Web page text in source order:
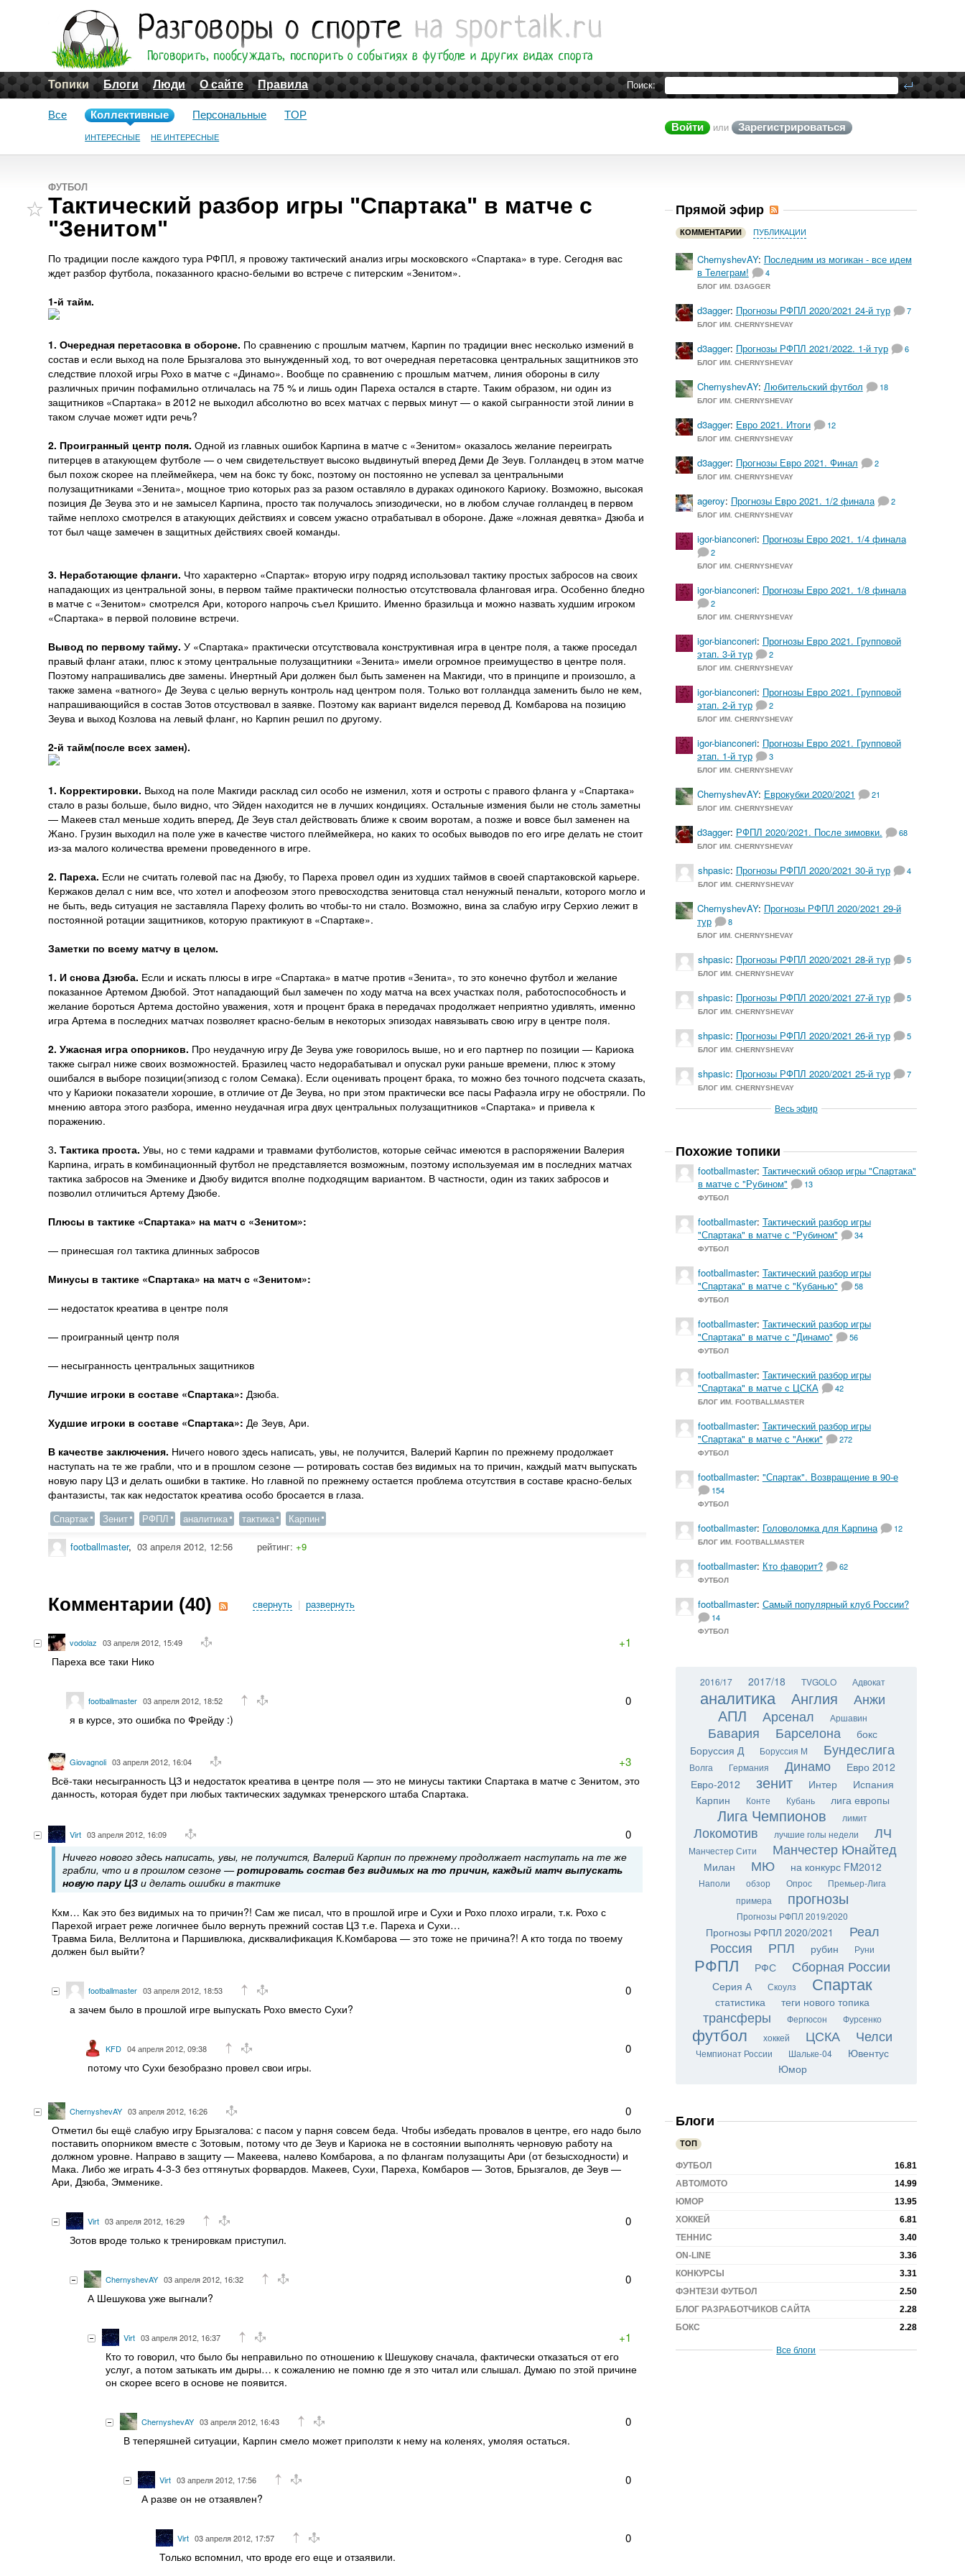
Поиск:
Топики Блоги Люди О сайте Правила
Войти или Зарегистрироваться
Все Коллективные
ИНТЕРЕСНЫЕ НЕ ИНТЕРЕСНЫЕ
Персональные TOP
ФУТБОЛ
Тактический разбор игры "Спартака" в матче с
"Зенитом"
По традиции после каждого тура РФПЛ, я провожу тактический анализ игры московского «Спартака» в туре. Сегодня вас
ждет разбор футбола, показанного красно-белыми во встрече с питерским «Зенитом».
1-й тайм.
1. Очередная перетасовка в обороне. По сравнению с прошлым матчем, Карпин по традиции внес несколько измений в
состав и если выход на поле Брызгалова это вынужденный ход, то вот очередная перетасовка центральных защитников это
следствие плохой игры Рохо в матче с «Динамо». Вообще по сравнению с прошлым матчем, линия обороны в силу
различных причин пофамильно отличалась на 75 % и лишь один Пареха остался в старте. Таким образом, ни один из
защитников «Спартака» в 2012 не выходил абсолютно во всех матчах с первых минут — о какой сыгранности этой линии в
таком случае может идти речь?
2. Проигранный центр поля. Одной из главных ошибок Карпина в матче с «Зенитом» оказалось желание переиграть
питерцев в атакующем футболе — о чем свидетельствует высоко выдвинутый вперед Деми Де Зеув. Голландец в этом матче
был похож скорее на плеймейкера, чем на бокс ту бокс, поэтому он постоянно не успевал за центральными
полузащитниками «Зенита», мощное трио которых раз за разом оставляло в дураках одинокого Кариоку. Возможно, высокая
позиция Де Зеува это и не замысел Карпина, просто так получалось эпизодически, но в любом случае голландец в первом
тайме неплохо смотрелся в атакующих действиях и совсем ужасно отрабатывал в обороне. Даже «ложная девятка» Дзюба и
тот был чаще замечен в защитных действиях своей команды.
3. Неработающие фланги. Что характерно «Спартак» вторую игру подряд использовал тактику простых забросов на своих
нападающих из центральной зоны, в первом тайме практически полностью отсутствовала фланговая игра. Особенно бледно
в матче с «Зенитом» смотрелся Ари, которого напрочь съел Кришито. Именно бразильца и можно назвать худшим игроком
«Спартака» в первой половине встречи.
Вывод по первому тайму. У «Спартака» практически отсутствовала конструктивная игра в центре поля, а также проседал
правый фланг атаки, плюс к этому центральные полузащитники «Зенита» имели огромное преимущество в центре поля.
Поэтому напрашивались две замены. Инертный Ари должен был быть заменен на Макгиди, что в принципе и произошло, а
также замена «ватного» Де Зеува с целью вернуть контроль над центром поля. Только вот голландца заменить было не кем,
напрашивающийся в состав Зотов отсуствовал в заявке. Поэтому как вариант виделся перевод Д. Комбарова на позицию
Зеува и выход Козлова на левый фланг, но Карпин решил по другому.
2-й тайм(после всех замен).
1. Корректировки. Выход на поле Макгиди расклад сил особо не изменил, хотя и остроты с правого фланга у «Спартака»
стало в разы больше, было видно, что Эйден находится не в лучших кондициях. Остальные измения были не столь заметны
— Макеев стал меньше ходить вперед, Де Зеув стал действовать ближе к своим воротам, а позже и вовсе был заменен на
Жано. Грузин выходил на поле уже в качестве чистого плеймейкера, но каких то особых выводов по его игре делать не стоит
из-за малого количества времени проведенного в игре.
2. Пареха. Если не считать голевой пас на Дзюбу, то Пареха провел один из худших таймов в своей спартаковской карьере.
Кержаков делал с ним все, что хотел и апофеозом этого превосходства зенитовца стал ненужный пенальти, которого могло и
не быть, ведь ситуация не заставляла Пареху фолить во чтобы-то ни стало. Возможно, вина за слабую игру Серхио лежит в
постоянной ротации защитников, которую практикуют в «Спартаке».
Заметки по всему матчу в целом.
1. И снова Дзюба. Если и искать плюсы в игре «Спартака» в матче против «Зенита», то это конечно футбол и желание
показанное Артемом Дзюбой. Этот нападающий был замечен по ходу матча на всех участках поля, работоспособность и
желание бороться Артема достойно уважения, хотя и процент брака в передачах продолжает неприятно удивлять, именно
игра Артема в последних матчах позволяет красно-белым в некоторых эпизодах навязывать свою игру в центре поля.
2. Ужасная игра опорников. Про неудачную игру Де Зеува уже говорилось выше, но и его партнер по позиции — Кариока
также сыграл ниже своих возможностей. Бразилец часто недорабатывал и опускал руки раньше времени, плюс к этому
ошибался в выборе позиции(эпизод с голом Семака). Если оценивать процент брака, то можно без точного подсчета сказать,
что у Кариоки показатели хорошие, в отличие от Де Зеува, но при этом практически все пасы Рафаэла игру не обостряли. По
мнению автора этого разбора, именно неудачная игра двух центральных полузащитников «Спартака» и привела к
поражению.
3. Тактика проста. Увы, но с теми кадрами и травмами футболистов, которые сейчас имеются в распоряжении Валерия
Карпина, играть в комбинационный футбол не представляется возможным, поэтому используемая им в последних матчах
тактика забросов на Эменике и Дзюбу видится вполне подходящим вариантом. В частности, один из таких забросов и
позволил отличиться Артему Дзюбе.
Плюсы в тактике «Спартака» на матч с «Зенитом»:
— принесшая гол тактика длинных забросов
Минусы в тактике «Спартака» на матч с «Зенитом»:
— недостаток креатива в центре поля
— проигранный центр поля
— несыгранность центральных защитников
Лучшие игроки в составе «Спартака»: Дзюба.
Худшие игроки в составе «Спартака»: Де Зеув, Ари.
В качестве заключения. Ничего нового здесь написать, увы, не получится, Валерий Карпин по прежнему продолжает
наступать на те же грабли, что и в прошлом сезоне — ротировать состав без видимых на то причин, каждый матч выпускать
новую пару ЦЗ и делать ошибки в тактике. Но главной по прежнему остается проблема отсутствия в составе красно-белых
фантазисты, так как недостаток креатива особо бросается в глаза.
Спартак Зенит РФПЛ аналитика тактика Карпин
footballmaster, 03 апреля 2012, 12:56 рейтинг:+9
Комментарии (40) свернуть |развернуть
vodolaz 03 апреля 2012, 15:49 +1
Пареха все таки Нико
footballmaster 03 апреля 2012, 18:52 0
я в курсе, это ошибка по Фрейду :)
Giovagnoli 03 апреля 2012, 16:04 +3
Всё-таки несыгранность ЦЗ и недостаток креатива в центре поля — это не минусы тактики Спартака в матче с Зенитом, это
данность, которая будет при любых тактических задумках тренерского штаба Спартака.
Virt 03 апреля 2012, 16:09 0
Ничего нового здесь написать, увы, не получится, Валерий Карпин по прежнему продолжает наступать на те же
грабли, что и в прошлом сезоне —ротировать состав без видимых на то причин, каждый матч выпускать
новую пару ЦЗ и делать ошибки в тактике
Кхм… Как это без видимых на то причин?! Сам же писал, что в прошлой игре и Сухи и Рохо плохо играли, т.к. Рохо с
Парехой играет реже логичнее было вернуть прежний состав ЦЗ т.е. Пареха и Сухи…
Травма Била, Веллитона и Паршивлюка, дисквалификация К.Комбарова — это тоже не причина?! А кто тогда по твоему
должен был выйти?
footballmaster 03 апреля 2012, 18:53 0
а зачем было в прошлой игре выпускать Рохо вместо Сухи?
KFD 04 апреля 2012, 09:38 0
потому что Сухи безобразно провел свои игры.
ChernyshevAY 03 апреля 2012, 16:26 0
Отметил бы ещё слабую игру Брызгалова: с пасом у парня совсем беда. Чтобы избедать провалов в центре, его надо было
поставить опорником вместе с Зотовым, потому что де Зеув и Кариока не в состоянии выполнять черновую работу на
должном уровне. Направо в защиту — Макеева, налево Комбарова, а по флангам полузащиты Ари (от безысходности) и
Мака. Либо же играть 4-3-3 без оттянутых форвардов. Макеев, Сухи, Пареха, Комбаров — Зотов, Брызгалов, де Зеув —
Ари, Дзюба, Эмменике.
Virt 03 апреля 2012, 16:29 0
Зотов вроде только к тренировкам приступил.
ChernyshevAY 03 апреля 2012, 16:32 0
А Шешукова уже выгнали?
Virt 03 апреля 2012, 16:37 +1
Кто то говорил, что было бы неправильно по отношению к Шешукову сначала, фактически отказаться от его
услуг, а потом затыкать им дыры… к сожалению не помню где я это читал или слышал. Думаю по этой причине
он скорее всего в основе не появится.
ChernyshevAY 03 апреля 2012, 16:43 0
В теперяшней ситуации, Карпин смело может приползти к нему на коленях, умоляя остаться.
Virt 03 апреля 2012, 17:56 0
А разве он не отзаявлен?
Virt 03 апреля 2012, 17:57 0
Только вспомнил, что вроде его еще и отзаявили.
Прямой эфир
КОММЕНТАРИИ ПУБЛИКАЦИИ
ChernyshevAY: Последним из могикан - все идем
в Телеграм!
4
БЛОГ ИМ. D3AGGER
d3agger: Прогнозы РФПЛ 2020/2021 24-й тур 7
БЛОГ ИМ. CHERNYSHEVAY
d3agger: Прогнозы РФПЛ 2021/2022. 1-й тур 6
БЛОГ ИМ. CHERNYSHEVAY
ChernyshevAY: Любительский футбол 18
БЛОГ ИМ. CHERNYSHEVAY
d3agger: Евро 2021. Итоги 12
БЛОГ ИМ. CHERNYSHEVAY
d3agger: Прогнозы Евро 2021. Финал 2
БЛОГ ИМ. CHERNYSHEVAY
ageroy: Прогнозы Евро 2021. 1/2 финала 2
БЛОГ ИМ. CHERNYSHEVAY
igor-bianconeri: Прогнозы Евро 2021. 1/4 финала
2
БЛОГ ИМ. CHERNYSHEVAY
igor-bianconeri: Прогнозы Евро 2021. 1/8 финала
2
БЛОГ ИМ. CHERNYSHEVAY
igor-bianconeri: Прогнозы Евро 2021. Групповой
этап. 3-й тур
2
БЛОГ ИМ. CHERNYSHEVAY
igor-bianconeri: Прогнозы Евро 2021. Групповой
этап. 2-й тур
2
БЛОГ ИМ. CHERNYSHEVAY
igor-bianconeri: Прогнозы Евро 2021. Групповой
этап. 1-й тур
3
БЛОГ ИМ. CHERNYSHEVAY
ChernyshevAY: Еврокубки 2020/2021 21
БЛОГ ИМ. CHERNYSHEVAY
d3agger: РФПЛ 2020/2021. После зимовки. 68
БЛОГ ИМ. CHERNYSHEVAY
shpasic: Прогнозы РФПЛ 2020/2021 30-й тур 4
БЛОГ ИМ. CHERNYSHEVAY
ChernyshevAY: Прогнозы РФПЛ 2020/2021 29-й
тур
8
БЛОГ ИМ. CHERNYSHEVAY
shpasic: Прогнозы РФПЛ 2020/2021 28-й тур 5
БЛОГ ИМ. CHERNYSHEVAY
shpasic: Прогнозы РФПЛ 2020/2021 27-й тур 5
БЛОГ ИМ. CHERNYSHEVAY
shpasic: Прогнозы РФПЛ 2020/2021 26-й тур 5
БЛОГ ИМ. CHERNYSHEVAY
shpasic: Прогнозы РФПЛ 2020/2021 25-й тур 7
БЛОГ ИМ. CHERNYSHEVAY
Весь эфир
Похожие топики
footballmaster: Тактический обзор игры "Спартака"
в матче с "Рубином"
13
ФУТБОЛ
footballmaster: Тактический разбор игры
"Спартака" в матче с "Рубином"
34
ФУТБОЛ
footballmaster: Тактический разбор игры
"Спартака" в матче с "Кубанью"
58
ФУТБОЛ
footballmaster: Тактический разбор игры
"Спартака" в матче с "Динамо"
56
ФУТБОЛ
footballmaster: Тактический разбор игры
"Спартака" в матче с ЦСКА
42
БЛОГ ИМ. FOOTBALLMASTER
footballmaster: Тактический разбор игры
"Спартака" в матче с "Анжи"
272
ФУТБОЛ
footballmaster: "Спартак". Возвращение в 90-е
154
ФУТБОЛ
footballmaster: Головоломка для Карпина 12
БЛОГ ИМ. FOOTBALLMASTER
footballmaster: Кто фаворит? 62
ФУТБОЛ
footballmaster: Самый популярный клуб России?
14
ФУТБОЛ
2016/17 2017/18 TVGOLO Адвокат
аналитика Англия Анжи
АПЛ Арсенал Аршавин
Бавария Барселона
бокс
Боруссия Д
Боруссия М Бундеслига
Волга Германия Динамо
Евро 2012
Евро-2012
зенит Интер
Испания
Карпин
Конте Кубань лига европы
Лига Чемпионов лимит
Локомотив лучшие голы недели ЛЧ
Манчестер Сити Манчестер Юнайтед
Милан МЮ на конкурс FM2012
Наполи обзор Опрос
Премьер-Лига
примера
прогнозы
Прогнозы РФПЛ 2019/2020
Прогнозы РФПЛ 2020/2021
Реал
Россия
РПЛ рубин Руни
РФПЛ РФС Сборная России
Серия А Скоулз Спартак
статистика теги нового топика
трансферы Фергюсон Фурсенко
футбол хоккей ЦСКА Челси
Чемпионат России Шальке-04
Ювентус
Юмор
Блоги
ТОП
16.81
ФУТБОЛ
14.99
АВТО/МОТО
13.95
ЮМОР
6.81
ХОККЕЙ
3.40
ТЕННИС
3.36
ON-LINE
3.31
КОНКУРСЫ
2.50
ФЭНТЕЗИ ФУТБОЛ
2.28
БЛОГ РАЗРАБОТЧИКОВ САЙТА
2.28
БОКС
Все блоги